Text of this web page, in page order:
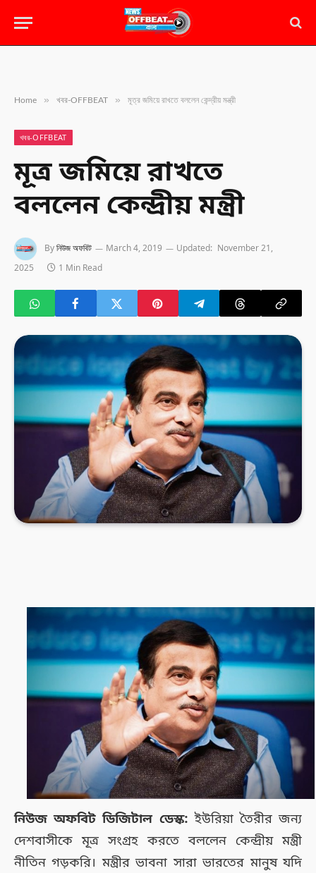
Home » খবর-OFFBEAT » মূত্র জমিয়ে রাখতে বললেন কেন্দ্রীয় মন্ত্রী
খবর-OFFBEAT
মূত্র জমিয়ে রাখতে
বললেন কেন্দ্রীয় মন্ত্রী
Byনিউজ অফবিট March 4, 2019 Updated: November 21,
2025
1 Min Read
নিউজ অফবিট ডিজিটাল ডেস্ক:ইউরিয়া তৈরীর জন্য
দেশবাসীকে মূত্র সংগ্রহ করতে বললেন কেন্দ্রীয় মন্ত্রী
নীতিন গড়করি। মন্ত্রীর ভাবনা সারা ভারতের মানুষ যদি